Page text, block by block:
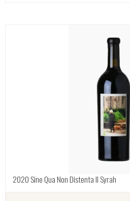
2020 Sine Qua Non Distenta II Syrah